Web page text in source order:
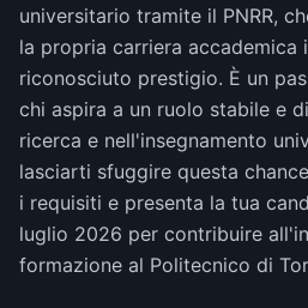
universitario tramite il PNRR,
la propria carriera accademica
riconosciuto prestigio. È un
chi aspira a un ruolo stabile e
ricerca e nell'insegnamento
lasciarti sfuggire questa
i requisiti e presenta la tua
luglio 2026 per contribuire
formazione al Politecnico di